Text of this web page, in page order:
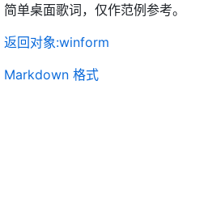
简单桌面歌词，仅作范例参考。
返回对象:winform
Markdown 格式